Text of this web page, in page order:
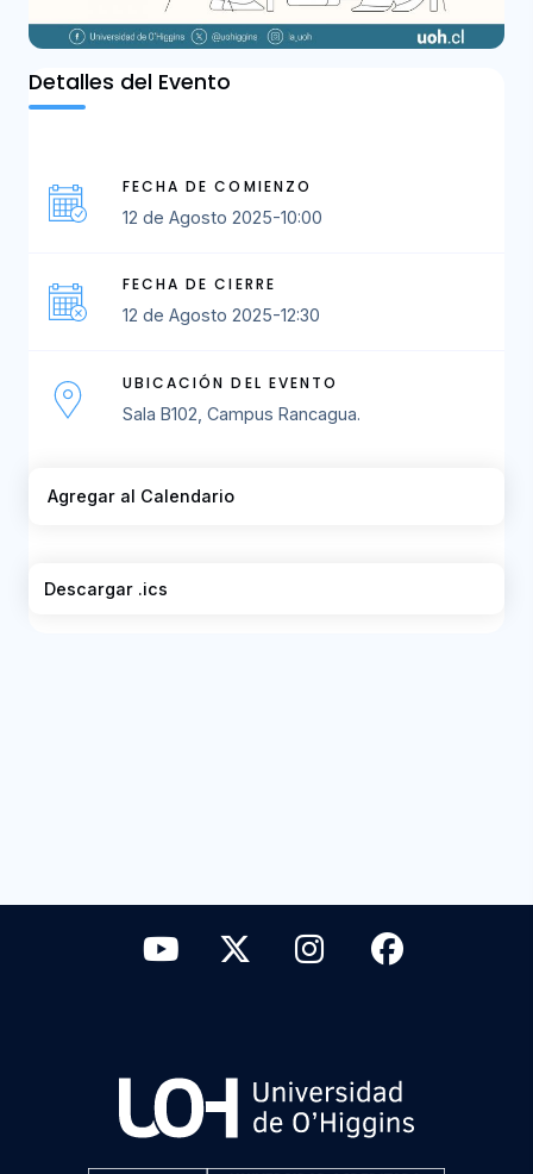
Detalles del Evento
FECHA DE COMIENZO
12 de Agosto 2025-10:00
FECHA DE CIERRE
12 de Agosto 2025-12:30
UBICACIÓN DEL EVENTO
Sala B102, Campus Rancagua.
Agregar al Calendario
Descargar .ics